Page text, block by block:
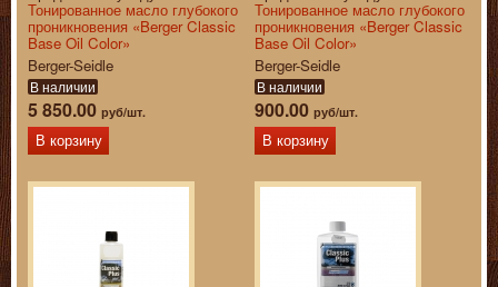
Тонированное масло глубокого
проникновения «Berger Classic
Base Oil Color»
Berger-Seidle
В наличии
5 850.00 руб/шт.
В корзину
Тонированное масло глубокого
проникновения «Berger Classic
Base Oil Color»
Berger-Seidle
В наличии
900.00 руб/шт.
В корзину